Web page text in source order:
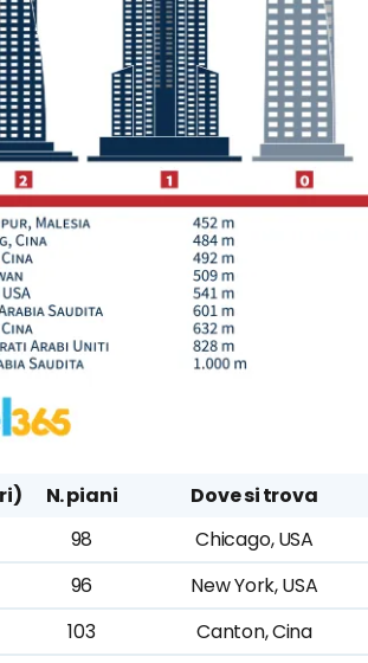
N. piani
Dove si trova
98
Chicago, USA
96
New York, USA
103
Canton, Cina